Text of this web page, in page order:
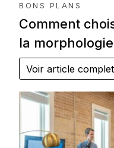
BONS PLANS
Comment
la
Voir article complet